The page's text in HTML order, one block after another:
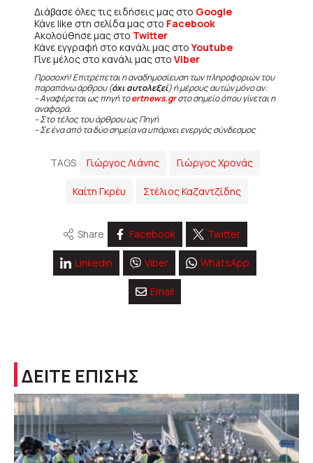
Διάβασε όλες τις ειδήσεις μας στο Google
Κάνε like στη σελίδα μας στο Facebook
Ακολούθησε μας στο Twitter
Κάνε εγγραφή στο κανάλι μας στοYoutube
Γίνε μέλος στο κανάλι μας στο Viber
Προσοχή! Επιτρέπεται η αναδημοσίευση των πληροφοριών του
παραπάνω άρθρου (όχι αυτολεξεί) ή μέρους αυτών μόνο αν:
– Αναφέρεται ως πηγή τοertnews.grστο σημείο όπου γίνεται η
αναφορά.
– Στο τέλος του άρθρου ως Πηγή
– Σε ένα από τα δύο σημεία να υπάρχει ενεργός σύνδεσμος
TAGS Γιώργος Λιάνης Γιώργος Χρονάς
Καίτη Γκρέυ Στέλιος Καζαντζίδης
Share Facebook Twitter
Linkedin Viber WhatsApp
Email
ΔΕΙΤΕ ΕΠΙΣΗΣ